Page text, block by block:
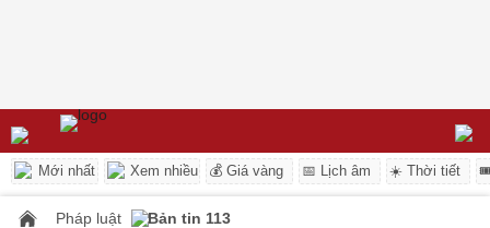
Mới nhất Xem nhiều 💰 Giá vàng 📅 Lịch âm ☀️ Thời tiết
Pháp luật Bản tin 113